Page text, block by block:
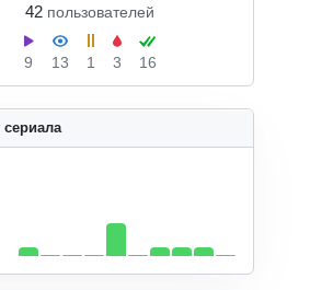
42 пользователей
9 13 1 3 16
сериала